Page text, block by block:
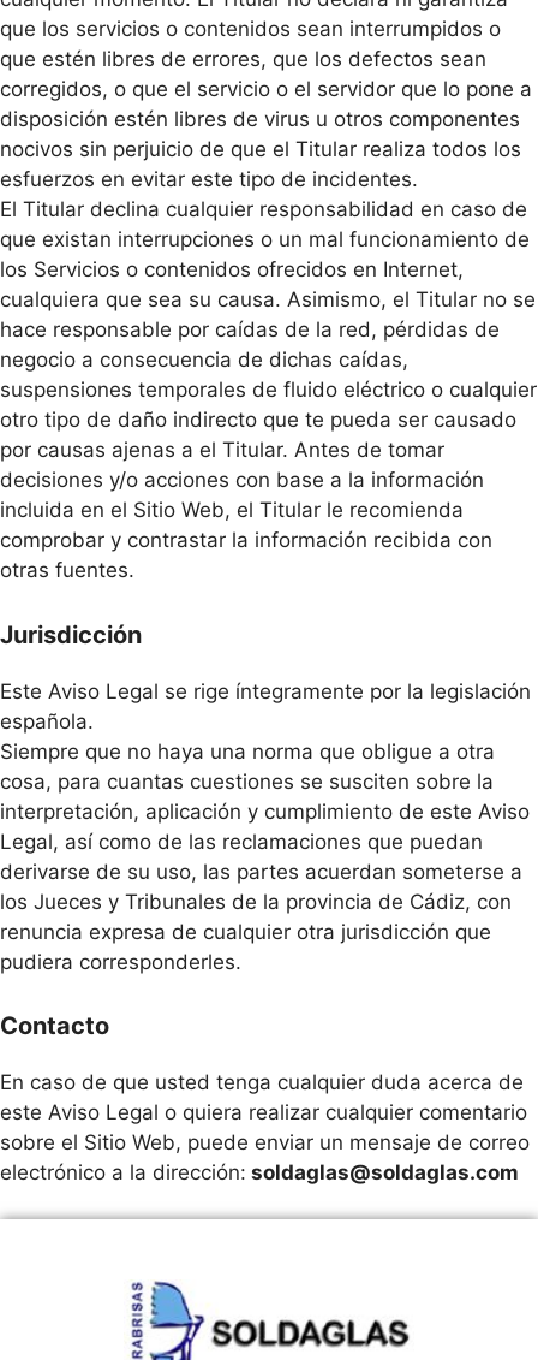
que los servicios o contenidos sean interrumpidos o
que estén libres de errores, que los defectos sean
corregidos, o que el servicio o el servidor que lo pone a
disposición estén libres de virus u otros componentes
nocivos sin perjuicio de que el Titular realiza todos los
esfuerzos en evitar este tipo de incidentes.
El Titular declina cualquier responsabilidad en caso de
que existan interrupciones o un mal funcionamiento de
los Servicios o contenidos ofrecidos en Internet,
cualquiera que sea su causa. Asimismo, el Titular no se
hace responsable por caídas de la red, pérdidas de
negocio a consecuencia de dichas caídas,
suspensiones temporales de fluido eléctrico o cualquier
otro tipo de daño indirecto que te pueda ser causado
por causas ajenas a el Titular. Antes de tomar
decisiones y/o acciones con base a la información
incluida en el Sitio Web, el Titular le recomienda
comprobar y contrastar la información recibida con
otras fuentes.
Jurisdicción
Este Aviso Legal se rige íntegramente por la legislación
española.
Siempre que no haya una norma que obligue a otra
cosa, para cuantas cuestiones se susciten sobre la
interpretación, aplicación y cumplimiento de este Aviso
Legal, así como de las reclamaciones que puedan
derivarse de su uso, las partes acuerdan someterse a
los Jueces y Tribunales de la provincia de Cádiz, con
renuncia expresa de cualquier otra jurisdicción que
pudiera corresponderles.
Contacto
En caso de que usted tenga cualquier duda acerca de
este Aviso Legal o quiera realizar cualquier comentario
sobre el Sitio Web, puede enviar un mensaje de correo
electrónico a la dirección: soldaglas@soldaglas.com